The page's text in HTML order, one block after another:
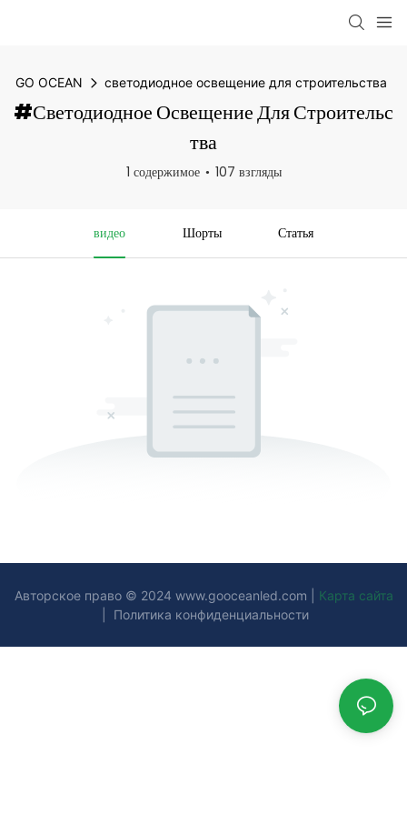
GO OCEAN светодиодное освещение для строительства
#светодиодное Освещение Для Строительс
Тва
1 содержимое 107 взгляды
видео Шорты Статья
Авторское право © 2024 www.gooceanled.com
Карта сайта
Политика конфиденциальности